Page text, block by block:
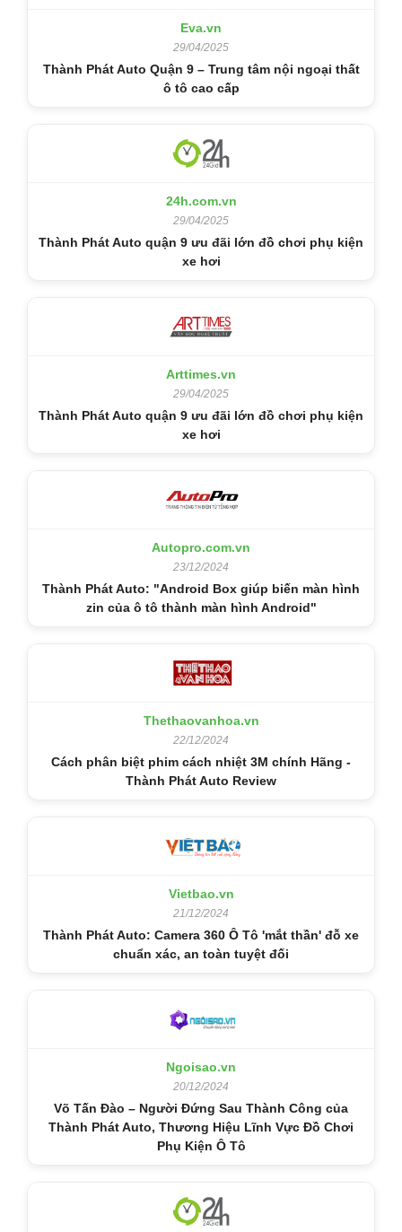
Eva.vn
29/04/2025
Thành Phát Auto Quận 9 – Trung tâm nội ngoại thất
ô tô cao cấp
24h.com.vn
29/04/2025
Thành Phát Auto quận 9 ưu đãi lớn đồ chơi phụ kiện
xe hơi
Arttimes.vn
29/04/2025
Thành Phát Auto quận 9 ưu đãi lớn đồ chơi phụ kiện
xe hơi
Autopro.com.vn
23/12/2024
Thành Phát Auto: "Android Box giúp biến màn hình
zin của ô tô thành màn hình Android"
Thethaovanhoa.vn
22/12/2024
Cách phân biệt phim cách nhiệt 3M chính Hãng -
Thành Phát Auto Review
Vietbao.vn
21/12/2024
Thành Phát Auto: Camera 360 Ô Tô 'mắt thần' đỗ xe
chuẩn xác, an toàn tuyệt đối
Ngoisao.vn
20/12/2024
Võ Tấn Đào – Người Đứng Sau Thành Công của
Thành Phát Auto, Thương Hiệu Lĩnh Vực Đồ Chơi
Phụ Kiện Ô Tô